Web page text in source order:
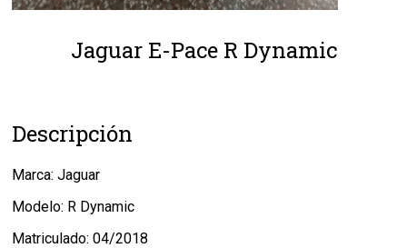
Jaguar E-Pace R Dynamic
Descripción
Marca: Jaguar
Modelo: R Dynamic
Matriculado: 04/2018